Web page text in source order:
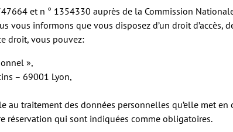
et n ° 1354330 auprès de la Commission
informons que vous disposez d’un droit d’accès,
droit, vous pouvez:
»,
– 69001 Lyon,
au traitement des données personnelles qu’elle met
réservation qui sont indiquées comme obligatoires.